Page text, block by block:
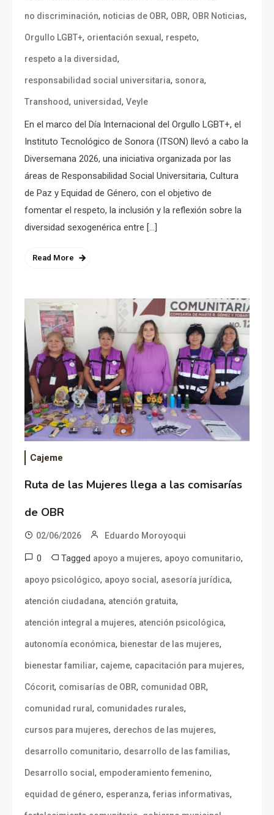
no discriminación, noticias de OBR, OBR, OBR Noticias,
Orgullo LGBT+, orientación sexual, respeto,
respeto a la diversidad,
responsabilidad social universitaria, sonora,
Transhood, universidad, Veyle
En el marco del Día Internacional del Orgullo LGBT+, el
Instituto Tecnológico de Sonora (ITSON) llevó a cabo la
Diversemana 2026, una iniciativa organizada por las
áreas de Responsabilidad Social Universitaria, Cultura
de Paz y Equidad de Género, con el objetivo de
fomentar el respeto, la inclusión y la reflexión sobre la
diversidad sexogenérica entre […]
Read More
Cajeme
Ruta de las Mujeres llega a las comisarías
de OBR
02/06/2026 Eduardo Moroyoqui
0 Tagged apoyo a mujeres, apoyo comunitario,
apoyo psicológico, apoyo social , asesoría jurídica,
atención ciudadana, atención gratuita,
atención integral a mujeres, atención psicológica,
autonomía económica, bienestar de las mujeres,
bienestar familiar, cajeme, capacitación para mujeres,
Cócorit, comisarías de OBR, comunidad OBR,
comunidad rural , comunidades rurales,
cursos para mujeres, derechos de las mujeres,
desarrollo comunitario, desarrollo de las familias,
Desarrollo social , empoderamiento femenino,
equidad de género, esperanza, ferias informativas,